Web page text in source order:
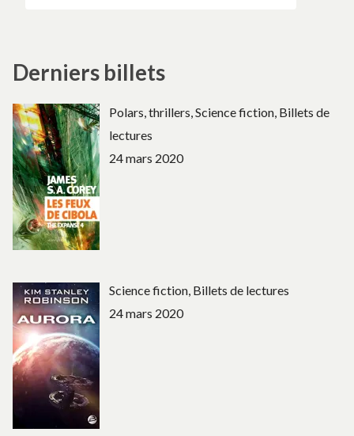
Derniers billets
Polars, thrillers, Science fiction, Billets de
lectures
24 mars 2020
Science fiction, Billets de lectures
24 mars 2020